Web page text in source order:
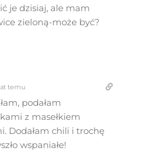
je dzisiaj, ale mam
zieloną-może być?
temu
podałam
z masełkiem
Dodałam chili i trochę
wspaniałe!